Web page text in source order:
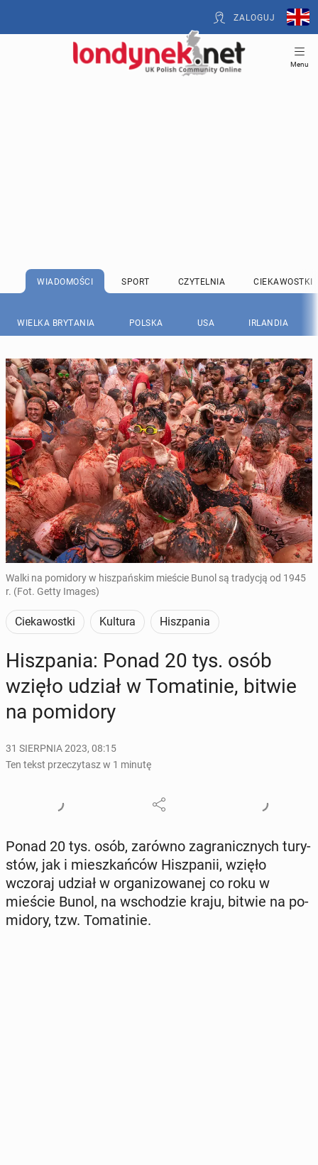
ZALOGUJ
Menu
WIADOMOŚCI SPORT CZYTELNIA CIEKAWOSTKI
WIELKA BRYTANIA POLSKA USA IRLANDIA
Walki na pomidory w hiszpańskim mieście Bunol są tradycją od 1945
r. (Fot. Getty Images)
Ciekawostki Kultura Hiszpania
Hisz­pa­nia: Ponad 20 tys. osób
wzięło udział w To­ma­ti­nie, bitwie
na po­mi­do­ry
31 SIERPNIA 2023, 08:15
Ten tekst przeczytasz w 1 minutę
Ponad 20 tys. osób, zarówno za­gra­nicz­nych tu­ry­
stów, jak i miesz­kań­ców Hisz­pa­nii, wzięło
wczoraj udział w or­ga­ni­zo­wa­nej co roku w
mieście Bunol, na wscho­dzie kraju, bitwie na po­
mi­do­ry, tzw. To­ma­ti­nie.